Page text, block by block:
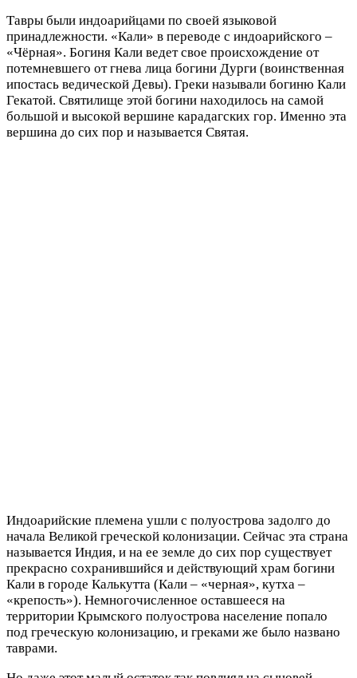
Тавры были индоарийцами по своей языковой
принадлежности. «Кали» в переводе с индоарийского –
«Чёрная». Богиня Кали ведет свое происхождение от
потемневшего от гнева лица богини Дурги (воинственная
ипостась ведической Девы). Греки называли богиню Кали
Гекатой. Святилище этой богини находилось на самой
большой и высокой вершине карадагских гор. Именно эта
вершина до сих пор и называется Святая.
Индоарийские племена ушли с полуострова задолго до
начала Великой греческой колонизации. Сейчас эта страна
называется Индия, и на ее земле до сих пор существует
прекрасно сохранившийся и действующий храм богини
Кали в городе Калькутта (Кали – «черная», кутха –
«крепость»). Немногочисленное оставшееся на
территории Крымского полуострова население попало
под греческую колонизацию, и греками же было названо
таврами.